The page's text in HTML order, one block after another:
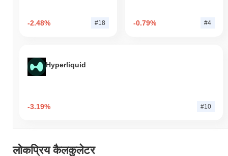
-2.48% #18 -0.79% #4
Hyperliquid
-3.19% #10
लोकप्रिय कैलकुलेटर